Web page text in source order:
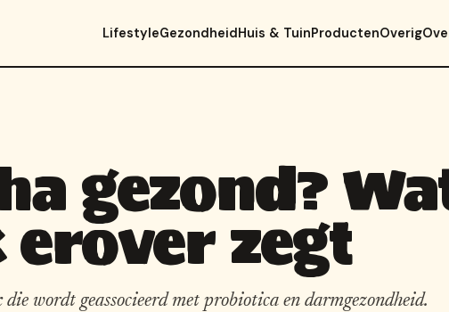
LifestyleGezondheidHuis & TuinProductenOverig
gezond?
zegt
wordt geassocieerd met probiotica en darmgezondheid.